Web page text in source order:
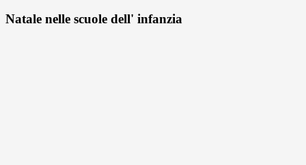
Natale nelle scuole dell' infanzia